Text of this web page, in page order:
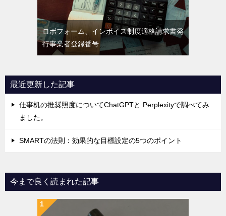
ロボフォーム、インボイス制度適格請求書発
行事業者登録番号
最近更新した記事
仕事机の推奨照度についてChatGPTと Perplexityで調べてみ
ました。
SMARTの法則：効果的な目標設定の5つのポイント
今まで良く読まれた記事